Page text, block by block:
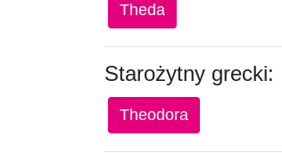
Theda
Starożytny grecki:
Theodora